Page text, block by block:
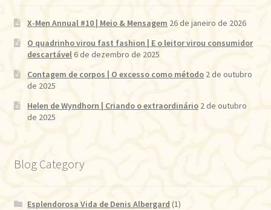
X-Men Annual #10 | Meio & Mensagem 26 de janeiro de 2026
O quadrinho virou fast fashion | E o leitor virou consumidor
descartável6 de dezembro de 2025
Contagem de corpos | O excesso como método 2 de outubro
de 2025
Helen de Wyndhorn | Criando o extraordinário 2 de outubro
de 2025
Blog Category
Esplendorosa Vida de Denis Albergard (1)